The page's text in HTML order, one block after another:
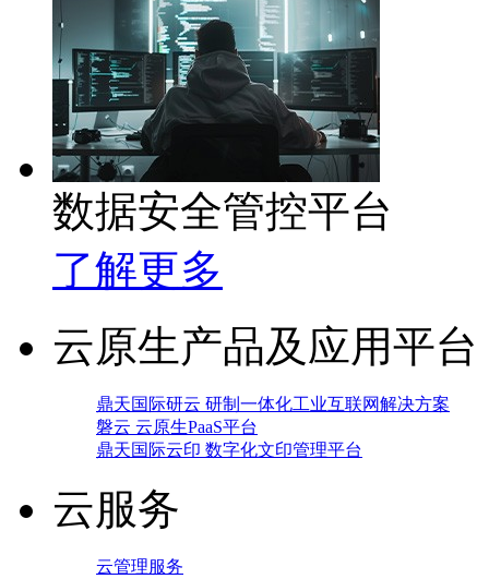
数据安全管控平台
了解更多
云原生产品及应用平台
鼎天国际研云 研制一体化工业互联网解决方案
磐云 云原生PaaS平台
鼎天国际云印 数字化文印管理平台
云服务
云管理服务